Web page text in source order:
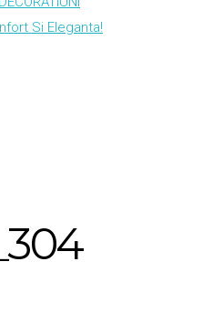
Si Eleganta!